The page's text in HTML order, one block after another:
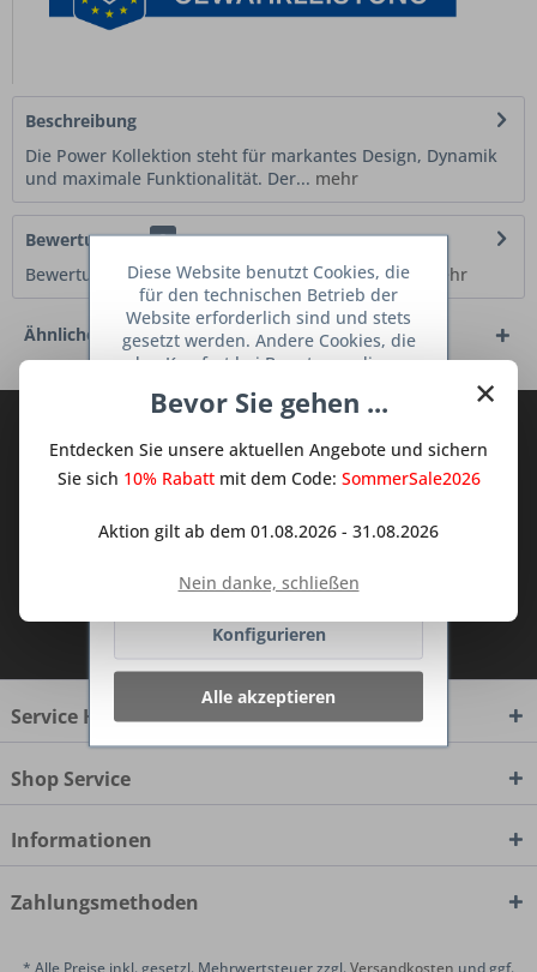
Beschreibung
Die Power Kollektion steht für markantes Design, Dynamik
und maximale Funktionalität. Der... mehr
Bewertungen
0
Bewertungen lesen, schreiben und diskutieren...
mehr
Ähnliche Artikel
Abonnieren Sie den kostenlosen Deine
TraumKüche Newsletter und verpassen
Sie keine Neuigkeit oder Aktion mehr aus
zur Kenntnis genommen.
Service Hotline
Shop Service
Informationen
Zahlungsmethoden
* Alle Preise inkl. gesetzl. Mehrwertsteuer zzgl.Versandkosten und ggf.
×
Bevor Sie gehen ...
Entdecken Sie unsere aktuellen Angebote und sichern
Sie sich 10% Rabattmit dem Code: SommerSale2026
Aktion gilt ab dem 01.08.2026 - 31.08.2026
Nein danke, schließen
Diese Website benutzt Cookies, die
für den technischen Betrieb der
Website erforderlich sind und stets
gesetzt werden. Andere Cookies, die
den Komfort bei Benutzung dieser
dienen oder die Interaktion mit
Netzwerken vereinfachen sollen,
werden nur mit Ihrer Zustimmung
Ablehnen
Konfigurieren
Alle akzeptieren